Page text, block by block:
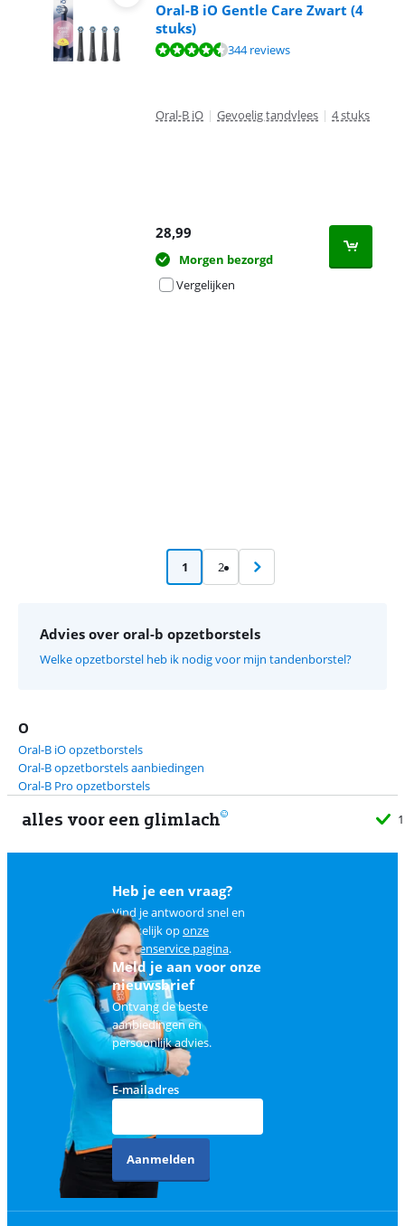
Oral-B iO Gentle Care Zwart (4
stuks)
Beoordeling is 9,2 van de 10, gebaseerd op 344 reviews.
344 reviews
Oral-B iO | Gevoelig tandvlees | 4 stuks
28,99
Morgen bezorgd
Vergelijken
1 2
Advies over oral-b opzetborstels
Welke opzetborstel heb ik nodig voor mijn tandenborstel?
O
Oral-B iO opzetborstels
Oral-B opzetborstels aanbiedingen
Oral-B Pro opzetborstels
alles voor een glimlach
Heb je een vraag?
Vind je antwoord snel en
makkelijk oponze
klantenservice pagina.
Meld je aan voor onze
nieuwsbrief
Ontvang de beste
aanbiedingen en
persoonlijk advies.
E-mailadres
Aanmelden